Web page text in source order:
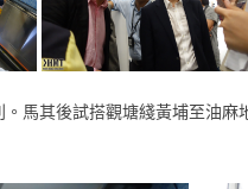
馬其後試搭觀塘綫黃埔至油